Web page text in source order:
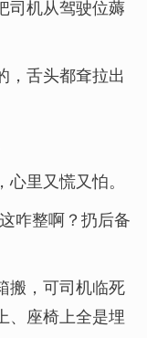
司机从驾驶位薅
，舌头都耷拉出
里又慌又怕。
咋整啊？扔后备
搬，可司机临死
、座椅上全是埋